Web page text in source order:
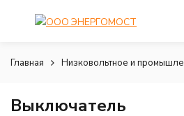
Главная Низковольтное и
Выключатель